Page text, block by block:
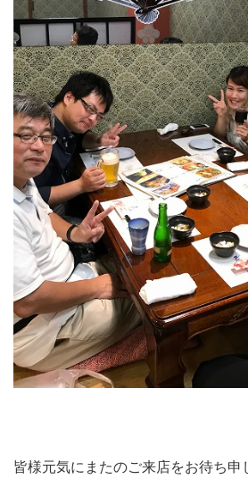
皆様元気にまたのご来店をお待ち申